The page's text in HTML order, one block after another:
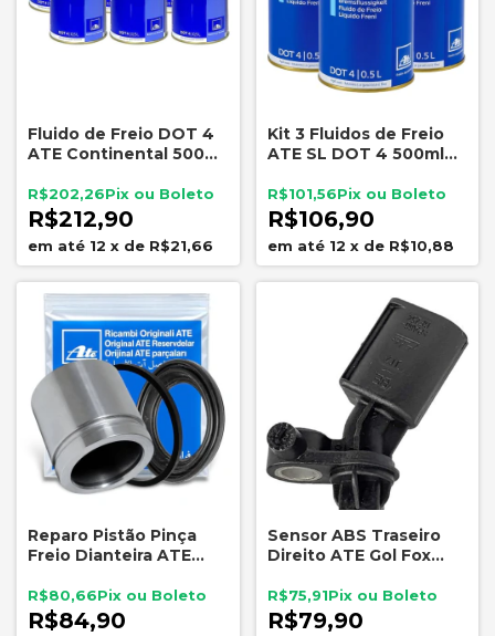
Fluido de Freio DOT 4
ATE Continental 500ml
R$212,90
R$202,26
12 x de R$21,66
Kit 3 Fluidos de Freio
ATE SL DOT 4 500ml
Sistema de Freio
Automotivo
R$106,90
R$101,56
12 x de R$10,88
Reparo Pistão Pinça
Freio Dianteira ATE
Cobalt 52mm Original
Continental
R$84,90
R$80,66
Sensor ABS Traseiro
Direito ATE Gol Fox
R$79,90
R$75,91